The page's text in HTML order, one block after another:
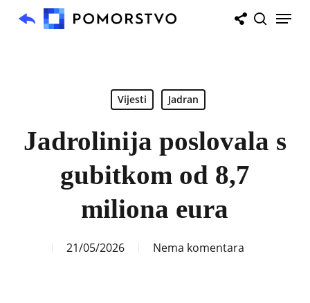
Menu
Vijesti Jadran
Jadrolinija poslovala s
gubitkom od 8,7
miliona eura
21/05/2026 Nema komentara